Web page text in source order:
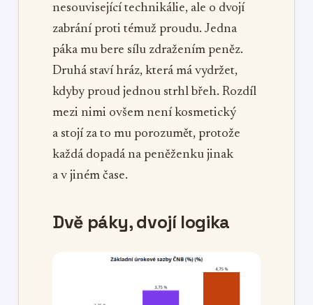
nesouvisející technikálie, ale o dvojí
zabrání proti témuž proudu. Jedna
páka mu bere sílu zdražením peněz.
Druhá staví hráz, která má vydržet,
kdyby proud jednou strhl břeh. Rozdíl
mezi nimi ovšem není kosmetický
a stojí za to mu porozumět, protože
každá dopadá na peněženku jinak
a v jiném čase.
Dvě páky, dvojí logika